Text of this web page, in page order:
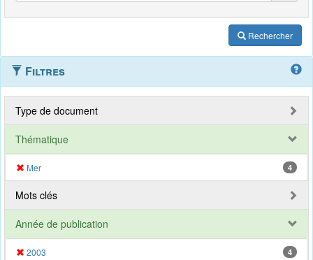
Rechercher
Filtres
Type de document
Thématique
Mer 4
Mots clés
Année de publication
2003 4